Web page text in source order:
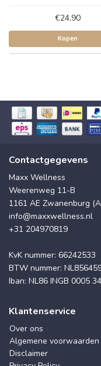
€24,90
Kopen
Contactgegevens
Maxx Wellness
Weerenweg 11-B
1161 AE Zwanenburg
info@maxxwellness.nl
+31 204970819
KvK nummer: 66242533
BTW nummer:
Iban: NL86 INGB 0005
Klantenservice
Over ons
Algemene voorwaarden
Disclaimer